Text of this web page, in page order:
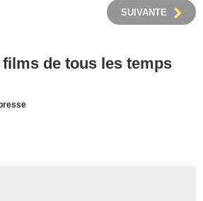
SUIVANTE
de tous les temps